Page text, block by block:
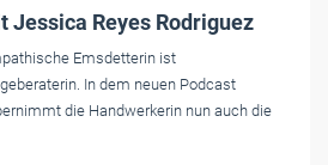
Jessica Reyes Rodriguez
Emsdetterin ist
In dem neuen Podcast
die Handwerkerin nun auch die